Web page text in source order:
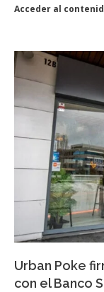
Acceder al
Urban Poke
con el Banco